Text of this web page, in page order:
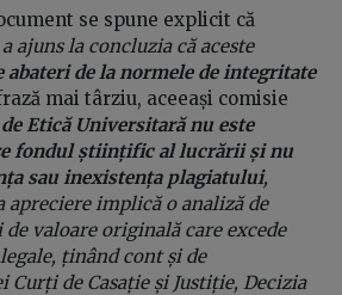
se spune explicit că
ajuns la concluzia că aceste
de la normele de integritate
mai târziu, aceeași comisie
Etică Universitară nu este
fondul științific al lucrării și nu
sau inexistența plagiatului,
apreciere implică o analiză de
valoare originală care excede
ținând cont și de
de Casație și Justiție, Decizia